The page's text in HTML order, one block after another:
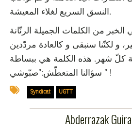
النسق السريع لغلاء المعيشة.
من الكلمات الجميلة الرنّانة
و لكنّنا سنبقى و كالعادة مردّدين
كلّ شهر. هذه الكلمة هي ببساطة
سؤالنا المتعطّش:”صبّوشي ” !
Syndicat UGTT
Abderrazak